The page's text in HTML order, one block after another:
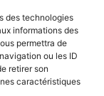
des technologies
informations des
permettra de
ou les ID
retirer son
caractéristiques